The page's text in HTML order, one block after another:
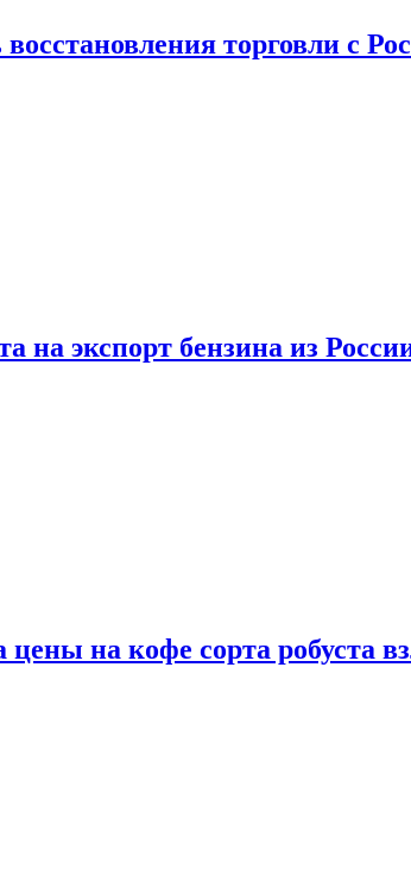
торговли с
на экспорт бензина из
цены на кофе сорта робуста